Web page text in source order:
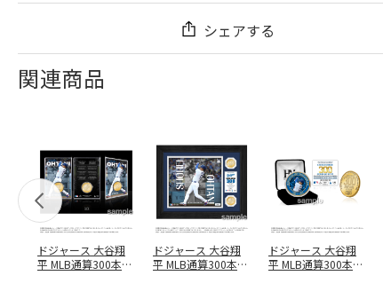
シェアする
関連商品
ドジャース 大谷翔
平 MLB通算300本塁
ドジャース 大谷翔
平 MLB通算300本塁
ドジャース 大谷翔
平 MLB通算300本塁